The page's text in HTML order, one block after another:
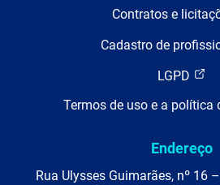
Contratos e
Cadastro de
LGPD
Termos de uso e a política
Endereço
Rua Ulysses Guimarães, nº 16